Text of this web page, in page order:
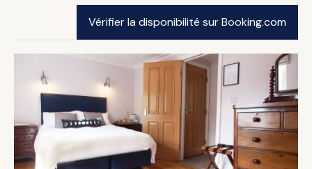
Vérifier la disponibilité sur Booking.com